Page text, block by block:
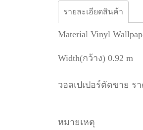
รายละเอียดสินค้า
Material Vinyl
Width(กว้าง) 0.92 m
วอลเปเปอร์ตัดขาย ร
หมายเหตุ